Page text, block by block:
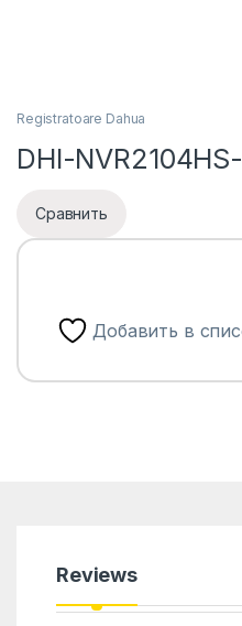
Registratoare Dahua
DHI-
Сравнить
Добавить в
Reviews